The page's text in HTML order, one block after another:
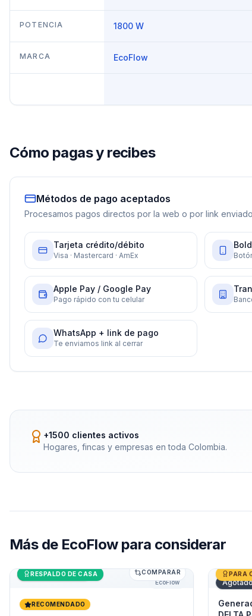
POTENCIA 1800 W
MARCA EcoFlow
Cómo pagas y recibes
Métodos de pago aceptados
Procesamos pagos directos por la web o por link
Tarjeta crédito/débito
Visa · Mastercard · AmEx
Bold
Apple Pay / Google Pay
Pago rápido con tu celular
WhatsApp + link de pago
Te enviamos link al cerrar
+1500 clientes activos
Hogares, fincas y empresas en toda Colombia.
Más de EcoFlowpara considerar
Generador Solar 1800W EcoFlow DELTA 2
EcoFlow
Últimas unidades
RESPALDO DE CASA COMPARAR
RECOMENDADO
PARA